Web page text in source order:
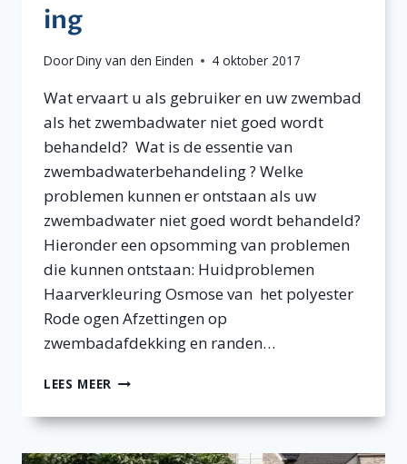
ing
DoorDiny van den Einden 4 oktober 2017
Wat ervaart u als gebruiker en uw zwembad
als het zwembadwater niet goed wordt
behandeld? Wat is de essentie van
zwembadwaterbehandeling ? Welke
problemen kunnen er ontstaan als uw
zwembadwater niet goed wordt behandeld?
Hieronder een opsomming van problemen
die kunnen ontstaan: Huidproblemen
Haarverkleuring Osmose van het polyester
Rode ogen Afzettingen op
zwembadafdekking en randen…
LEES MEER ESSENTIE